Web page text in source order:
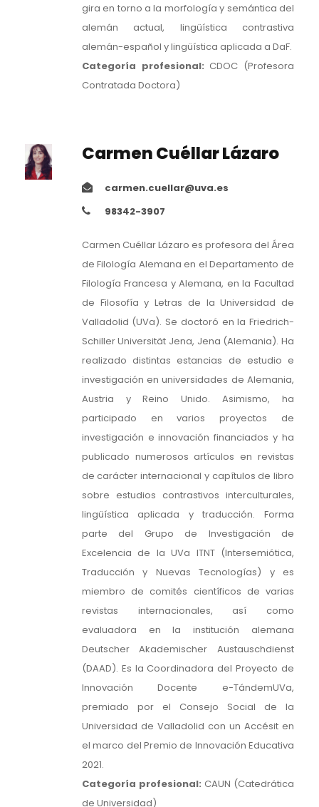
gira en torno a la morfología y semántica del
alemán actual, lingüística contrastiva
alemán-español y lingüística aplicada a DaF.
Categoría profesional: CDOC (Profesora
Contratada Doctora)
Carmen Cuéllar Lázaro
carmen.cuellar@uva.es
98342-3907
Carmen Cuéllar Lázaro es profesora del Área
de Filología Alemana en el Departamento de
Filología Francesa y Alemana, en la Facultad
de Filosofía y Letras de la Universidad de
Valladolid (UVa). Se doctoró en la Friedrich-
Schiller Universität Jena, Jena (Alemania). Ha
realizado distintas estancias de estudio e
investigación en universidades de Alemania,
Austria y Reino Unido. Asimismo, ha
participado en varios proyectos de
investigación e innovación financiados y ha
publicado numerosos artículos en revistas
de carácter internacional y capítulos de libro
sobre estudios contrastivos interculturales,
lingüística aplicada y traducción. Forma
parte del Grupo de Investigación de
Excelencia de la UVa ITNT (Intersemiótica,
Traducción y Nuevas Tecnologías) y es
miembro de comités científicos de varias
revistas internacionales, así como
evaluadora en la institución alemana
Deutscher Akademischer Austauschdienst
(DAAD). Es la Coordinadora del Proyecto de
Innovación Docente e-TándemUVa,
premiado por el Consejo Social de la
Universidad de Valladolid con un Accésit en
el marco del Premio de Innovación Educativa
2021.
Categoría profesional: CAUN (Catedrática
de Universidad)